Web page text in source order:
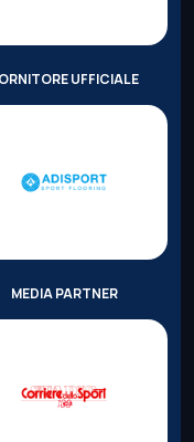
UFFICIALE
MEDIA PARTNER